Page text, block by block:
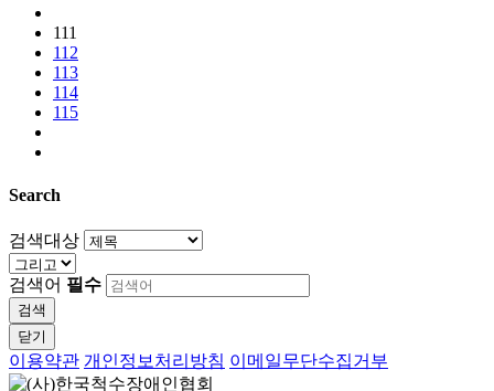
111
112
113
114
115
Search
검색대상
검색어 필수
검색
닫기
이용약관 개인정보처리방침 이메일무단수집거부